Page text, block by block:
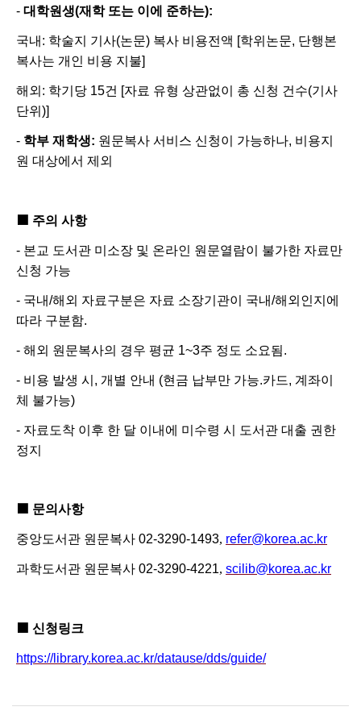
- 대학원생(재학 또는 이에 준하는):
국내 : 학술지 기사(논문) 복사 비용전액 [학위논문, 단행본
복사는 개인 비용 지불]
해외 : 학기당 15건 [자료 유형 상관없이 총 신청 건수(기사
단위 )]
- 학부 재학생: 원문복사 서비스 신청이 가능하나, 비용지
원 대상에서 제외
■ 주의 사항
- 본교 도서관 미소장 및 온라인 원문열람이 불가한 자료만
신청 가능
- 국내/해외 자료구분은 자료 소장기관이 국내/해외인지에
따라 구분함.
- 해외 원문복사의 경우 평균 1~3주 정도 소요됨.
- 비용 발생 시 , 개별 안내 (현금 납부만 가능.카드, 계좌이
체 불가능)
- 자료도착 이후 한 달 이내에 미수령 시 도서관 대출 권한
정지
■ 문의사항
중앙도서관 원문복사 02-3290-1493, refer@korea.ac.kr
과학도서관 원문복사 02-3290-4221, scilib@korea.ac.kr
■ 신청링크
https://library.korea.ac.kr/datause/dds/guide/